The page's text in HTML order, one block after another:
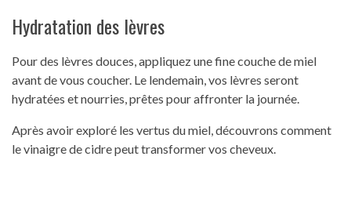
Hydratation des lèvres
Pour des lèvres douces, appliquez une fine couche de miel
avant de vous coucher. Le lendemain, vos lèvres seront
hydratées et nourries, prêtes pour affronter la journée.
Après avoir exploré les vertus du miel, découvrons comment
le vinaigre de cidre peut transformer vos cheveux.